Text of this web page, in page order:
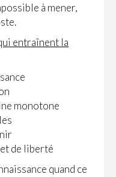
à mener,
entraînent la
monotone
et de liberté
quand ce